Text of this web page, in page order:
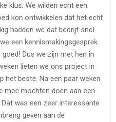
klus. We wilden echt een
kon ontwikkelen dat het echt
hadden we dat bedrijf snel
een kennismakingsgesprek
Dus we zijn met hen in
lieten we ons project in
het beste. Na een paar weken
mee mochten doen aan een
was een zeer interessante
geven aan de